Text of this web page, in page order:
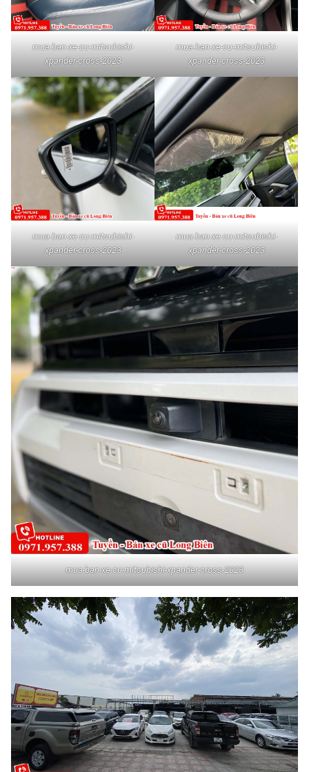
mua-ban-xe-cu-mitsubishi-
xpander-cross-2023
mua-ban-xe-cu-mitsubishi-
xpander-cross-2023
mua-ban-xe-cu-mitsubishi-
xpander-cross-2023
mua-ban-xe-cu-mitsubishi-
xpander-cross-2023
mua-ban-xe-cu-mitsubishi-xpander-cross-2023